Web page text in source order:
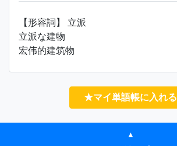
【形容詞】 立派
立派な建物
宏伟的建筑物
★マイ単語帳に入れる
▲